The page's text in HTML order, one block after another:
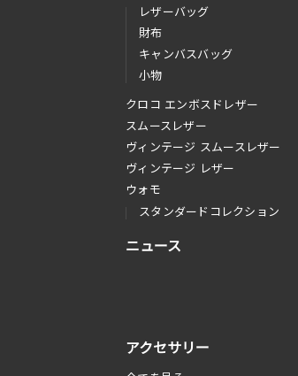
レザーバッグ
財布
キャンバスバッグ
小物
クロコ エンボスドレザー
スムースレザー
ヴィンテージ スムースレザー
ヴィンテージ レザー
ウォモ
スタンダードコレクション
ニュース
アクセサリー